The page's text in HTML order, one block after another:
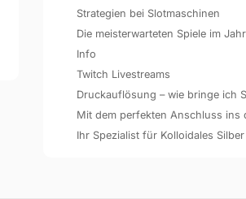
Strategien bei Slotmaschinen
Die meisterwarteten Spiele im
Info
Twitch Livestreams
Druckauflösung – wie bringe ich
Mit dem perfekten Anschluss ins
Ihr Spezialist für Kolloidales